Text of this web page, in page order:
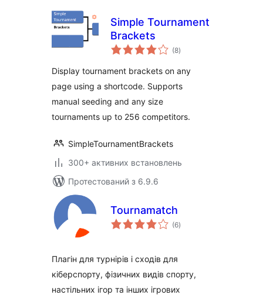
Simple Tournament
Brackets
(8загальний
рейтинг
)
Display tournament brackets on any
page using a shortcode. Supports
manual seeding and any size
tournaments up to 256 competitors.
SimpleTournamentBrackets
300+ активних встановлень
Протестований з 6.9.6
Tournamatch
(6загальний
рейтинг
)
Плагін для турнірів і сходів для
кіберспорту, фізичних видів спорту,
настільних ігор та інших ігрових